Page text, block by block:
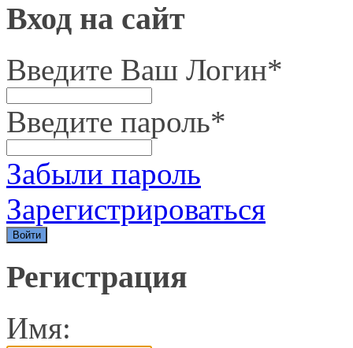
Вход на сайт
Введите Ваш Логин*
Введите пароль*
Забыли пароль
Зарегистрироваться
Регистрация
Имя: